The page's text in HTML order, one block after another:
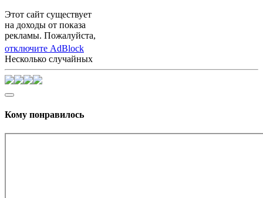
Этот сайт существует
на доходы от показа
рекламы. Пожалуйста,
отключите AdBlock
Несколько случайных
Кому понравилось